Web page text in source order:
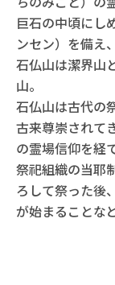
巨石の中頃にし
ンセン）を備え
石仏山は潔界山
山。
石仏山は古代の
古来尊崇されて
の霊場信仰を経
祭祀組織の当耶
ろして祭った後
が始まることな